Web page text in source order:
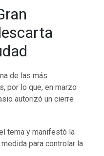
de las más
por lo que, en marzo
autorizó un cierre
tema y manifestó la
para controlar la